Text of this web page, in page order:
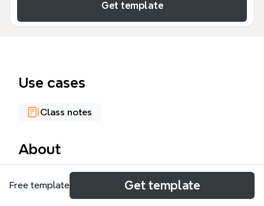
Get template
Use cases
Class notes
About
El mapa mental 'Ortografía bien' es una guía visual
que cubre las reglas esenciales de ortografía del
Free template Get template